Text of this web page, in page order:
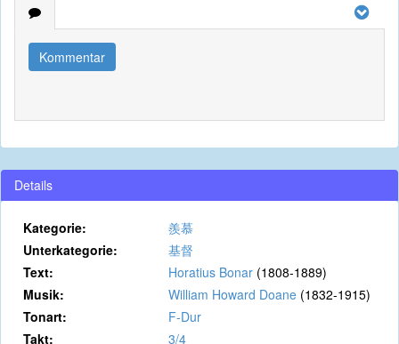
Kommentar
Details
Kategorie:
羨慕
Unterkategorie:
基督
Text:
Horatius Bonar (1808-1889)
Musik:
William Howard Doane (1832-1915)
Tonart:
F-Dur
Takt:
3/4